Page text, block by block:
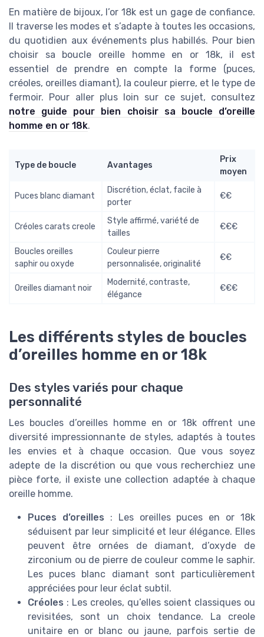
En matière de bijoux, l’or 18k est un gage de confiance.
Il traverse les modes et s’adapte à toutes les occasions,
du quotidien aux événements plus habillés. Pour bien
choisir sa boucle oreille homme en or 18k, il est
essentiel de prendre en compte la forme (puces,
créoles, oreilles diamant), la couleur pierre, et le type de
fermoir. Pour aller plus loin sur ce sujet, consultez
notre guide pour bien choisir sa boucle d’oreille
homme en or 18k.
Type de boucle Avantages
Prix
moyen
Puces blanc diamant
Discrétion, éclat, facile à
porter
€€
Créoles carats creole
Style affirmé, variété de
tailles
€€€
Boucles oreilles
saphir ou oxyde
Couleur pierre
personnalisée, originalité
€€
Oreilles diamant noir
Modernité, contraste,
élégance
€€€
Les différents styles de boucles
d’oreilles homme en or 18k
Des styles variés pour chaque
personnalité
Les boucles d’oreilles homme en or 18k offrent une
diversité impressionnante de styles, adaptés à toutes
les envies et à chaque occasion. Que vous soyez
adepte de la discrétion ou que vous recherchiez une
pièce forte, il existe une collection adaptée à chaque
oreille homme.
Puces d’oreilles : Les oreilles puces en or 18k
séduisent par leur simplicité et leur élégance. Elles
peuvent être ornées de diamant, d’oxyde de
zirconium ou de pierre de couleur comme le saphir.
Les puces blanc diamant sont particulièrement
appréciées pour leur éclat subtil.
Créoles : Les creoles, qu’elles soient classiques ou
revisitées, sont un choix tendance. La creole
unitaire en or blanc ou jaune, parfois sertie de